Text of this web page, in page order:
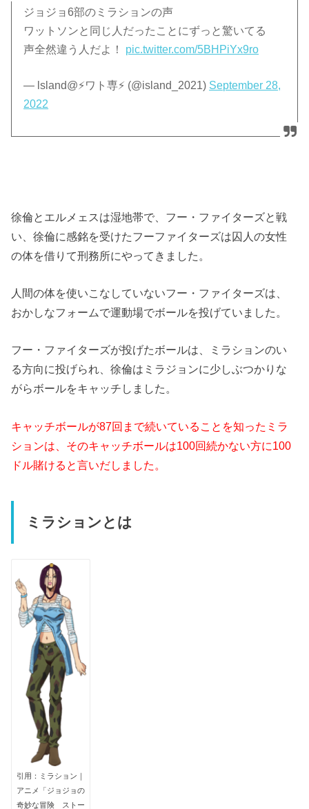
ジョジョ6部のミラションの声
ワットソンと同じ人だったことにずっと驚いてる
声全然違う人だよ！ pic.twitter.com/5BHPiYx9ro
— lsland@⚡ワト専⚡️ (@island_2021) September 28,
2022
徐倫とエルメェスは湿地帯で、フー・ファイターズと戦
い、徐倫に感銘を受けたフーファイターズは囚人の女性
の体を借りて刑務所にやってきました。
人間の体を使いこなしていないフー・ファイターズは、
おかしなフォームで運動場でボールを投げていました。
フー・ファイターズが投げたボールは、ミラションのい
る方向に投げられ、徐倫はミラジョンに少しぶつかりな
がらボールをキャッチしました。
キャッチボールが87回まで続いていることを知ったミラ
ションは、そのキャッチボールは100回続かない方に100
ドル賭けると言いだしました。
ミラションとは
引用：ミラション｜
アニメ「ジョジョの
奇妙な冒険 ストー